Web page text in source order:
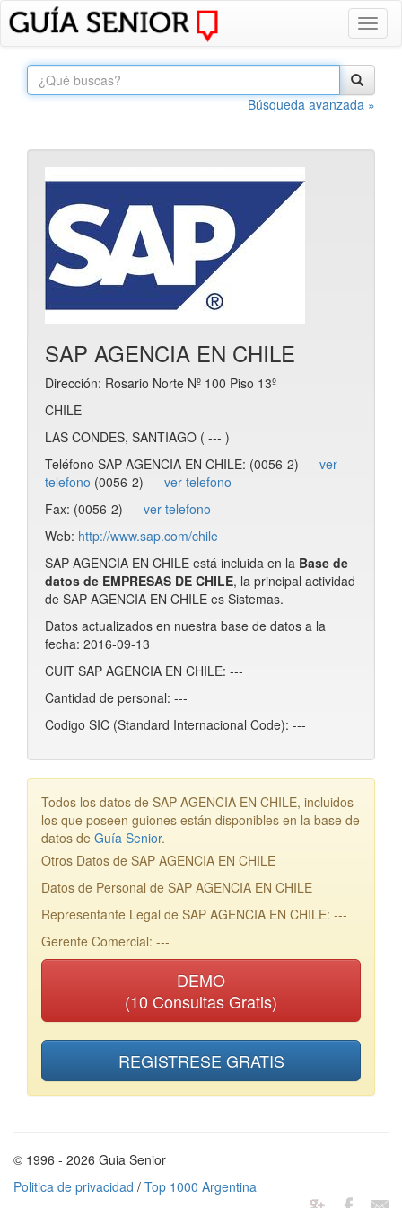
Búsqueda avanzada »
SAP AGENCIA EN CHILE
Dirección: Rosario Norte Nº 100 Piso 13º
CHILE
LAS CONDES, SANTIAGO ( --- )
Teléfono SAP AGENCIA EN CHILE: (0056-2) --- ver
telefono (0056-2) --- ver telefono
Fax: (0056-2) --- ver telefono
Web: http://www.sap.com/chile
SAP AGENCIA EN CHILE está incluida en la Base de
datos de EMPRESAS DE CHILE, la principal actividad
de SAP AGENCIA EN CHILE es Sistemas.
Datos actualizados en nuestra base de datos a la
fecha: 2016-09-13
CUIT SAP AGENCIA EN CHILE: ---
Cantidad de personal: ---
Codigo SIC (Standard Internacional Code): ---
Todos los datos de SAP AGENCIA EN CHILE, incluidos
los que poseen guiones están disponibles en la base de
datos de Guía Senior.
Otros Datos de SAP AGENCIA EN CHILE
Datos de Personal de SAP AGENCIA EN CHILE
Representante Legal de SAP AGENCIA EN CHILE: ---
Gerente Comercial: ---
DEMO
(10 Consultas Gratis)
REGISTRESE GRATIS
© 1996 - 2026 Guia Senior
Politica de privacidad / Top 1000 Argentina